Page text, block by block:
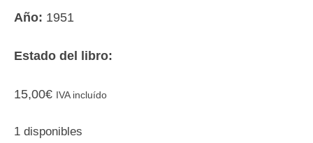
Año: 1951
Estado del libro:
15,00€ IVA incluído
1 disponibles